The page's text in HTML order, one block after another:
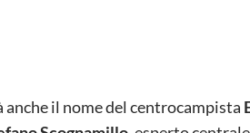
il nome del centrocampista